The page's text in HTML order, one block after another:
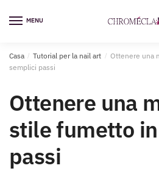
alla
MENU
Casa / Tutorial per la nail art / Ottenere una
semplici passi
Ottenere una
stile fumetto
passi